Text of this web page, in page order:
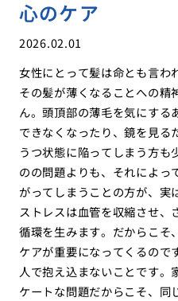
心のケア
2026.02.01
女性にとって髪は命とも言わ
その髪が薄くなることへの精
ん。頭頂部の薄毛を気にする
できなくなったり、鏡を見る
うつ状態に陥ってしまう方も
のの問題よりも、それによっ
がってしまうことの方が、実
ストレスは血管を収縮させ
循環を生みます。だからこそ
ケアが重要になってくるので
人で抱え込まないことです。
ケートな問題だからこそ、同